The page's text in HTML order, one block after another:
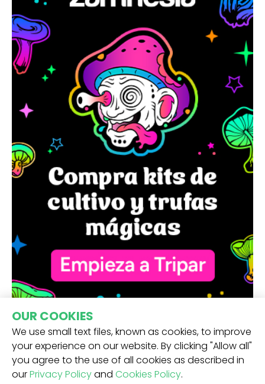
OUR COOKIES
We use small text files, known as cookies, to improve
your experience on our website. By clicking "Allow all"
you agree to the use of all cookies as described in
ourPrivacy Policyand Cookies Policy.